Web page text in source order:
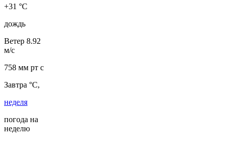
+31 °C
дождь
Ветер 8.92
м/с
758 мм рт с
Завтра °C,
неделя
погода на
неделю